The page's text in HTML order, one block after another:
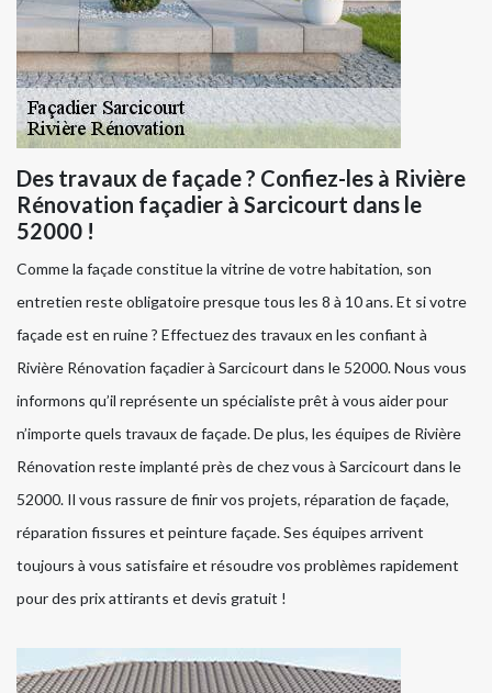
Des travaux de façade ? Confiez-les à Rivière
Rénovation façadier à Sarcicourt dans le
52000 !
Comme la façade constitue la vitrine de votre habitation, son
entretien reste obligatoire presque tous les 8 à 10 ans. Et si votre
façade est en ruine ? Effectuez des travaux en les confiant à
Rivière Rénovation façadier à Sarcicourt dans le 52000. Nous vous
informons qu’il représente un spécialiste prêt à vous aider pour
n’importe quels travaux de façade. De plus, les équipes de Rivière
Rénovation reste implanté près de chez vous à Sarcicourt dans le
52000. Il vous rassure de finir vos projets, réparation de façade,
réparation fissures et peinture façade. Ses équipes arrivent
toujours à vous satisfaire et résoudre vos problèmes rapidement
pour des prix attirants et devis gratuit !